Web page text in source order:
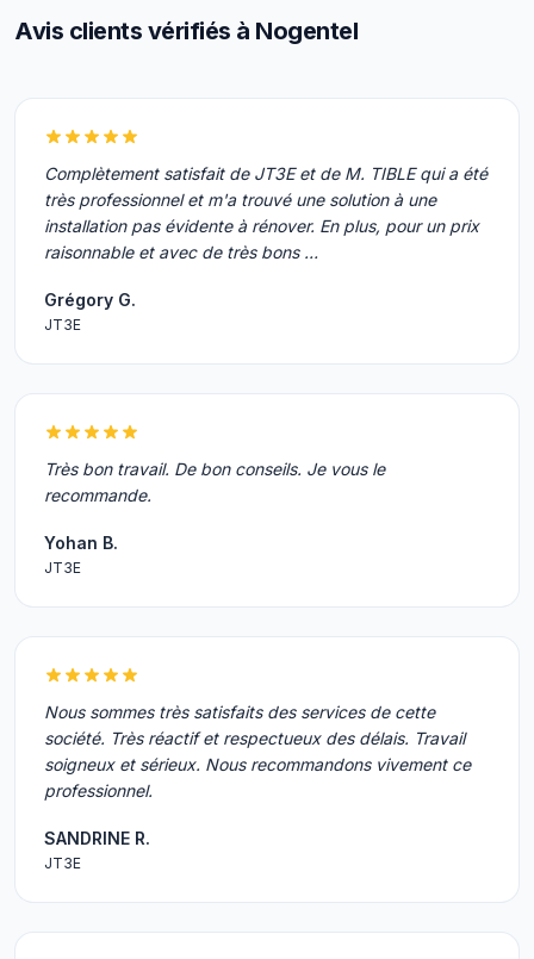
Avis clients vérifiés à Nogentel
Complètement satisfait de JT3E et de M. TIBLE qui a été
très professionnel et m'a trouvé une solution à une
installation pas évidente à rénover. En plus, pour un prix
raisonnable et avec de très bons …
Grégory G.
JT3E
Très bon travail. De bon conseils. Je vous le
recommande.
Yohan B.
JT3E
Nous sommes très satisfaits des services de cette
société. Très réactif et respectueux des délais. Travail
soigneux et sérieux. Nous recommandons vivement ce
professionnel.
SANDRINE R.
JT3E